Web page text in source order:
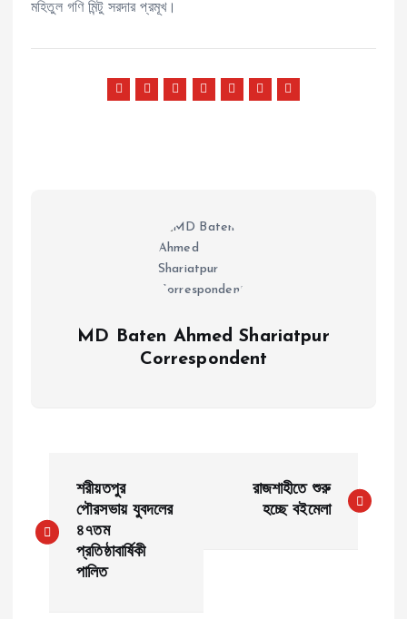
মহিতুল গণি মিন্টু সরদার প্রমূখ।
MD Baten Ahmed Shariatpur
Correspondent
o
শরীয়তপুর
পৌরসভায় যুবদলের
৪৭তম
প্রতিষ্ঠাবার্ষিকী
পালিত
রাজশাহীতে শুরু
হচ্ছে বইমেলা